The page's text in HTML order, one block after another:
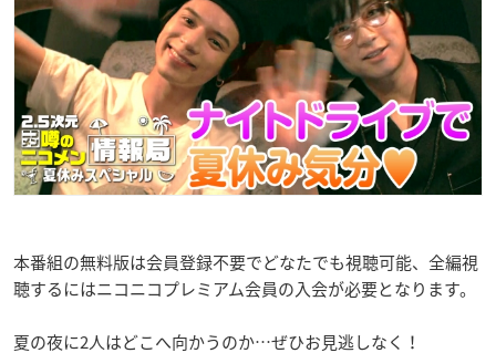
本番組の無料版は会員登録不要でどなたでも視聴可能、全編視
聴するにはニコニコプレミアム会員の入会が必要となります。
夏の夜に2人はどこへ向かうのか…ぜひお見逃しなく！